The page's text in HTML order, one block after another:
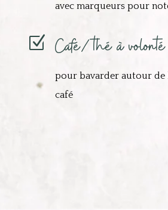
avec marqueurs pour
Z Café/thé à volonté
pour bavarder autour de
café